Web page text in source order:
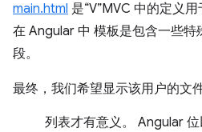
main.html 是“V”MVC 中的定义
在 Angular 中 模板是包含一些特
段。
最终，我们希望显示该用户的文
列表才有意义。 Angular 位